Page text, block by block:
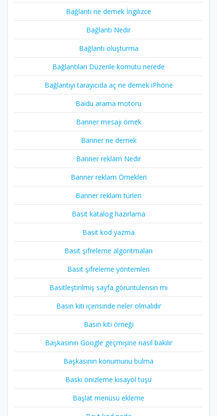
Bağlantı ne demek İngilizce
Bağlantı Nedir
Bağlantı oluşturma
Bağlantıları Düzenle komutu nerede
Bağlantıyı tarayıcıda aç ne demek iPhone
Baidu arama motoru
Banner mesajı örnek
Banner ne demek
Banner reklam Nedir
Banner reklam Örnekleri
Banner reklam türleri
Basit katalog hazırlama
Basit kod yazma
Basit şifreleme algoritmaları
Basit şifreleme yöntemleri
Basitleştirilmiş sayfa görüntülensin mı
Basın kiti içerisinde neler olmalıdır
Basın kiti örneği
Başkasının Google geçmişine nasıl bakılır
Başkasının konumunu bulma
Baskı önizleme kısayol tuşu
Başlat menüsü ekleme